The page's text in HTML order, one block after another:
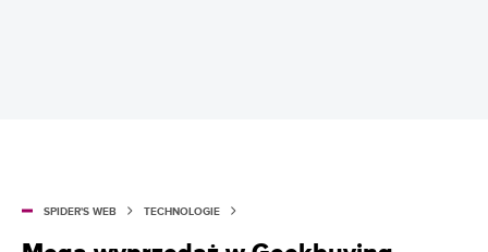
SPIDER'S WEB TECHNOLOGIE